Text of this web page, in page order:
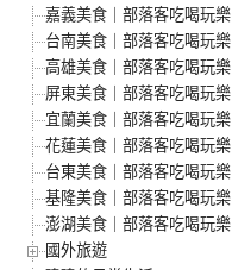
嘉義美食｜部落客吃喝玩樂
台南美食｜部落客吃喝玩樂
高雄美食｜部落客吃喝玩樂
屏東美食｜部落客吃喝玩樂
宜蘭美食｜部落客吃喝玩樂
花蓮美食｜部落客吃喝玩樂
台東美食｜部落客吃喝玩樂
基隆美食｜部落客吃喝玩樂
澎湖美食｜部落客吃喝玩樂
國外旅遊